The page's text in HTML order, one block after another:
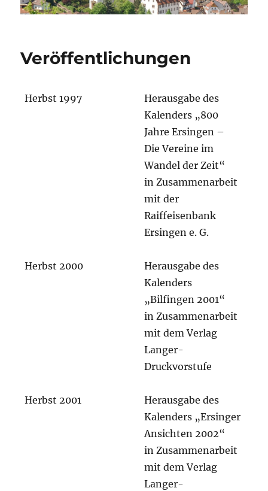
Veröffentlichungen
Herbst 1997
Herausgabe des
Kalenders „800
Jahre Ersingen –
Die Vereine im
Wandel der Zeit“
in Zusammenarbeit
mit der
Raiffeisenbank
Ersingen e. G.
Herbst 2000
Herausgabe des
Kalenders
„Bilfingen 2001“
in Zusammenarbeit
mit dem Verlag
Langer-
Druckvorstufe
Herbst 2001
Herausgabe des
Kalenders „Ersinger
Ansichten 2002“
in Zusammenarbeit
mit dem Verlag
Langer-